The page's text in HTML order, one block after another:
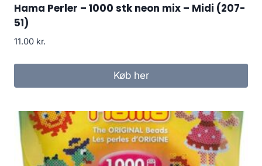
Hama Perler – 1000 stk neon mix – Midi (207-
51)
11.00 kr.
Køb her